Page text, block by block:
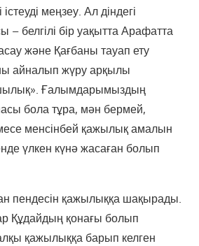
меңзеу. Ал діндегі
– белгілі бір уақытта Арафатта
және Қағбаны тауап ету
айналып жүру арқылы
Ғалымдарымыздың
бола тұра, мән бермей,
менсінбей қажылық амалын
үлкен күнә жасаған болып
пендесін қажылыққа шақырады.
Құдайдың қонағы болып
қажылыққа барып келген